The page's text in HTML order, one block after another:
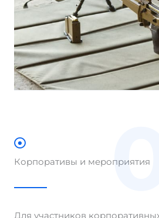
Корпоративы и мероприятия
Для участников